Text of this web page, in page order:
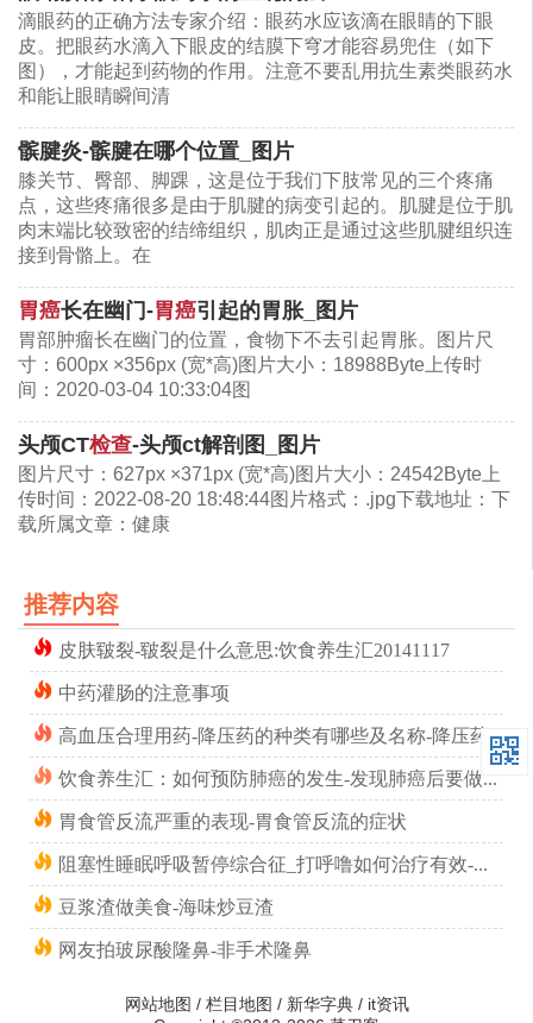
胃能被撑多大
胃的结构组成
1.贲门：食管与胃交界处，在第11胸椎左侧，其近端
为食管下端括约肌，位于膈食管裂孔下2-3cm，与第
七肋软骨胸骨关节处于同一平面。
2.胃底：胃的最上部分，位于贲门至胃大弯水平连线
之上。胃底上界为横膈，其外侧为脾，食道与胃底的
左侧为His角。
3.胃体：胃底以下部分为胃体，其左界为胃大弯，右
界为胃小弯；胃小弯垂直向下突然转向右，其交界处
为胃角切迹，胃角切迹到对应的胃大弯连医学`教育
网搜集整理线为其下界。胃体所占面积最大，含大多
数壁细胞。
4.胃窦：胃角切迹向右至幽门的部分称为胃窦部，主
要为G细胞。
5.幽门：位于第一腰椎右侧，幽门括约肌连接胃窦和
十二指肠。
滴眼药的正确方法专家介绍：眼药水应该滴在眼睛的下眼
皮。把眼药水滴入下眼皮的结膜下穹才能容易兜住（如下
图），才能起到药物的作用。注意不要乱用抗生素类眼药水
和能让眼睛瞬间清
髌腱炎-髌腱在哪个位置_图片
膝关节、臀部、脚踝，这是位于我们下肢常见的三个疼痛
点，这些疼痛很多是由于肌腱的病变引起的。肌腱是位于肌
肉末端比较致密的结缔组织，肌肉正是通过这些肌腱组织连
接到骨骼上。在
胃癌长在幽门-胃癌引起的胃胀_图片
胃部肿瘤长在幽门的位置，食物下不去引起胃胀。图片尺
寸：600px ×356px (宽*高)图片大小：18988Byte上传时
间：2020-03-04 10:33:04图
头颅CT检查-头颅ct解剖图_图片
图片尺寸：627px ×371px (宽*高)图片大小：24542Byte上
传时间：2022-08-20 18:48:44图片格式：.jpg下载地址：下
载所属文章：健康
推荐内容
皮肤皲裂-皲裂是什么意思:饮食养生汇20141117
中药灌肠的注意事项
高血压合理用药-降压药的种类有哪些及名称-降压药的副作用及吃法
胃食管反流严重的表现-胃食管反流的症状
豆浆渣做美食-海味炒豆渣
网友拍玻尿酸隆鼻-非手术隆鼻
网站地图 / 栏目地图 / 新华字典/ it资讯